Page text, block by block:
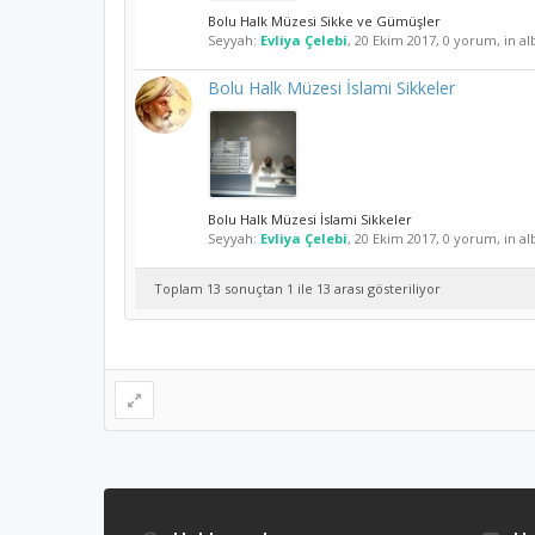
Bolu Halk Müzesi Sikke ve Gümüşler
Seyyah: Evliya Çelebi, 20 Ekim 2017, 0 yorum, in
Bolu Halk Müzesi İslami Sikkeler
Bolu Halk Müzesi İslami Sikkeler
Seyyah: Evliya Çelebi, 20 Ekim 2017, 0 yorum, in
Toplam 13 sonuçtan 1 ile 13 arası gösteriliyor